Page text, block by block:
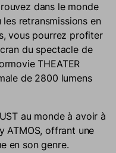
dans le monde
retransmissions en
vous pourrez profiter
du spectacle de
THEATER
de 2800 lumens
au monde à avoir à
ATMOS, offrant une
en son genre.